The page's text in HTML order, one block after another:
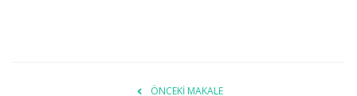
ÖNCEKI MAKALE